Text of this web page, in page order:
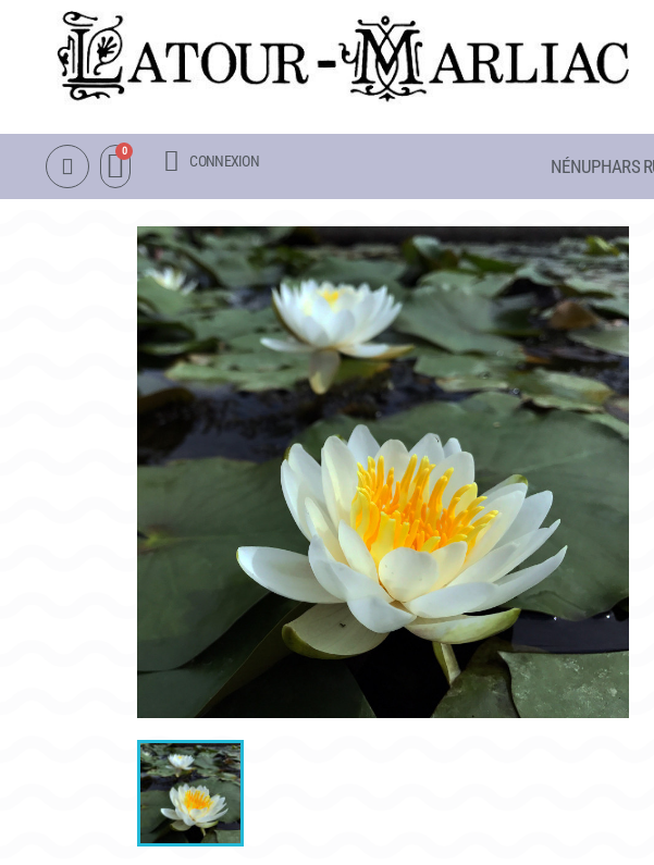
NOTRE CATALOGUE
NÉNUPHARS RUSTIQUES
NÉNUPHARS TROPICAUX
AUTRES PLANTES AQUATIQUES
PACKS & ACCESSOIRES
INFOS PRATIQUES
PLAN & PHOTOS DU SITE
POUR LES ENFANTS
GROUPES ADULTES & SCOLAIRES
LA
NOS
REPAS
CONDITIONNEMENT, GARANTIES ET DÉLAIS DE LIVRAISON
CONNEXION NÉNUPHARS